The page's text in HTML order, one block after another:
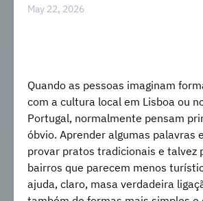
May 22, 2026
Quando as pessoas imaginam
com a cultura local em Lisboa ou
Portugal, normalmente pensam
óbvio. Aprender algumas palavras
provar pratos tradicionais e talvez
bairros que parecem menos
ajuda, claro, masa verdadeira